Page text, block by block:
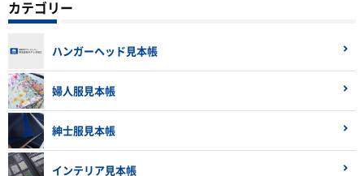
カテゴリー
ハンガーヘッド見本帳
婦人服見本帳
紳士服見本帳
インテリア見本帳